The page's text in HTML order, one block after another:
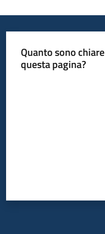
Quanto sono
questa pagina?